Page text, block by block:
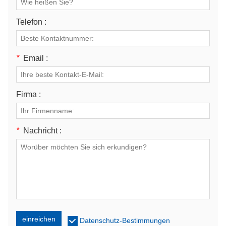
Telefon :
* Email :
Firma :
* Nachricht :
einreichen Datenschutz-Bestimmungen